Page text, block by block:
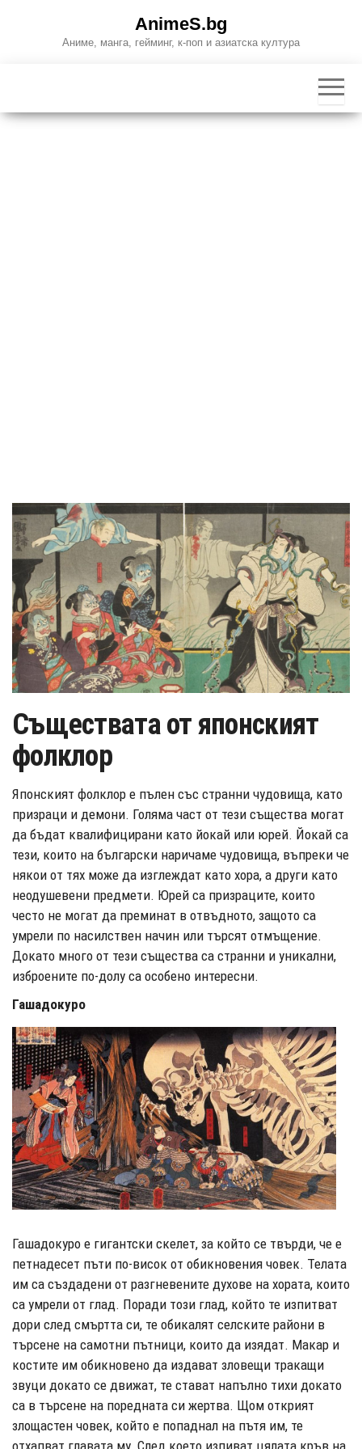
AnimeS.bg
Аниме, манга, гейминг, к-поп и азиатска култура
Съществата от японският
фолклор
Японският фолклор е пълен със странни чудовища, като
призраци и демони. Голяма част от тези същества могат
да бъдат квалифицирани като йокай или юрей. Йокай са
тези, които на български наричаме чудовища, въпреки че
някои от тях може да изглеждат като хора, а други като
неодушевени предмети. Юрей са призраците, които
често не могат да преминат в отвъдното, защото са
умрели по насилствен начин или търсят отмъщение.
Докато много от тези същества са странни и уникални,
изброените по-долу са особено интересни.
Гашадокуро
Гашадокуро е гигантски скелет, за който се твърди, че е
петнадесет пъти по-висок от обикновения човек. Телата
им са създадени от разгневените духове на хората, които
са умрели от глад. Поради този глад, който те изпитват
дори след смъртта си, те обикалят селските райони в
търсене на самотни пътници, които да изядат. Макар и
костите им обикновено да издават зловещи тракащи
звуци докато се движат, те стават напълно тихи докато
са в търсене на поредната си жертва. Щом открият
злощастен човек, който е попаднал на пътя им, те
отхапват главата му. След което изпиват цялата кръв на